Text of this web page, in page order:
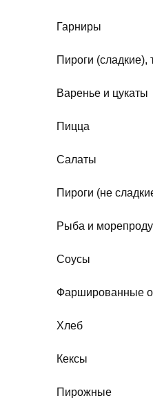
Гарниры
Пироги (сладкие),
Варенье и цукаты
Пицца
Салаты
Пироги (не
Рыба и
Соусы
Фаршированные
Хлеб
Кексы
Пирожные